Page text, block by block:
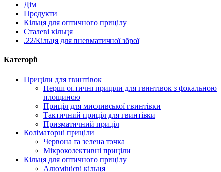
Дім
Продукти
Кільця для оптичного прицілу
Сталеві кільця
.22/Кільця для пневматичної зброї
Категорії
Приціли для гвинтівок
Перші оптичні приціли для гвинтівок з фокальною
площиною
Приціл для мисливської гвинтівки
Тактичний приціл для гвинтівки
Призматичний приціл
Коліматорні приціли
Червона та зелена точка
Мікроколективні приціли
Кільця для оптичного прицілу
Алюмінієві кільця